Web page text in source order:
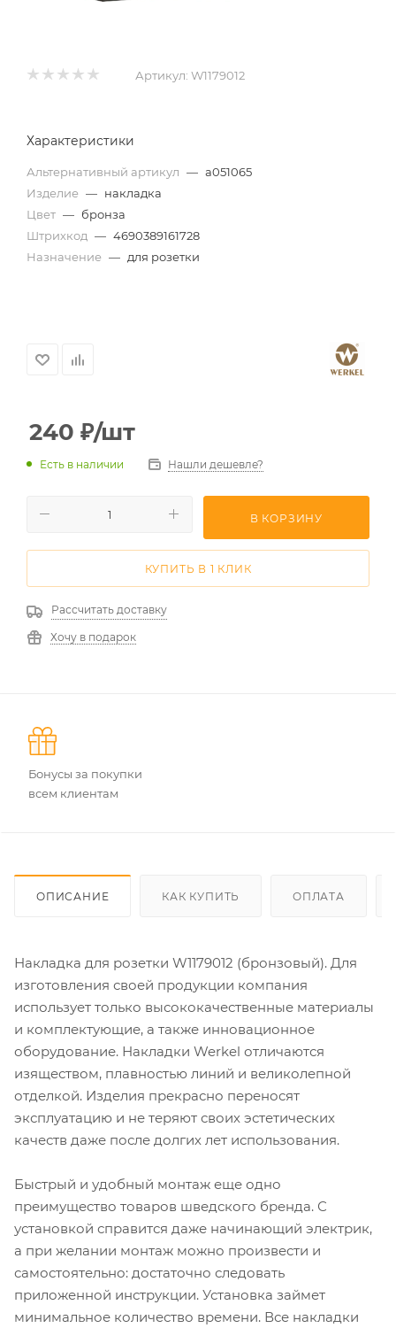
Артикул: W1179012
Характеристики
Альтернативный артикул — a051065
Изделие — накладка
Цвет — бронза
Штрихкод — 4690389161728
Назначение — для розетки
240 ₽/шт
Есть в наличии Нашли дешевле?
В КОРЗИНУ
КУПИТЬ В 1 КЛИК
Рассчитать доставку
Хочу в подарок
Бонусы за покупки
всем клиентам
ОПИСАНИЕ КАК КУПИТЬ ОПЛАТА
Накладка для розетки W1179012 (бронзовый). Для
изготовления своей продукции компания
использует только высококачественные материалы
и комплектующие, а также инновационное
оборудование. Накладки Werkel отличаются
изяществом, плавностью линий и великолепной
отделкой. Изделия прекрасно переносят
эксплуатацию и не теряют своих эстетических
качеств даже после долгих лет использования.
Быстрый и удобный монтаж еще одно
преимущество товаров шведского бренда. С
установкой справится даже начинающий электрик,
а при желании монтаж можно произвести и
самостоятельно: достаточно следовать
приложенной инструкции. Установка займет
минимальное количество времени. Все накладки